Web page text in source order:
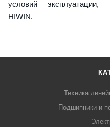
условий эксплуатации,
HIWIN.
Техника
Подшипники и